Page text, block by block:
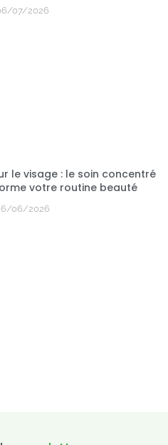
07/2026
le visage : le soin concentré
votre routine beauté
06/2026